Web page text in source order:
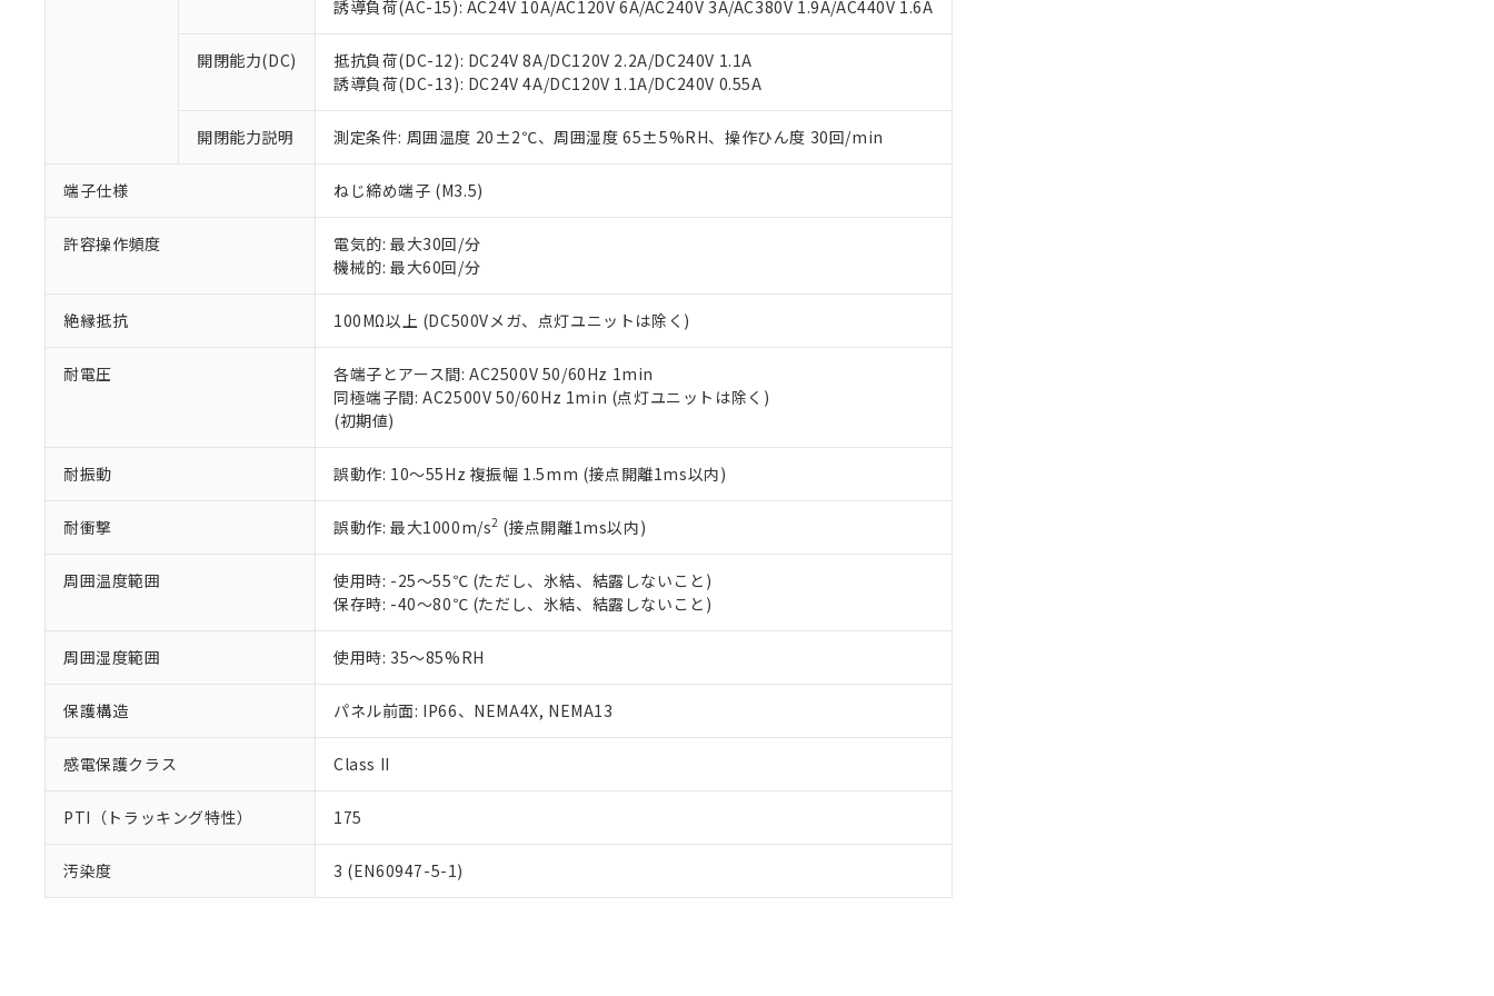
誘導負荷(AC-15): AC24V 10A/AC120V 6A/AC240V 3A/AC380V 1.9A/AC440V 1.6A
開閉能力(DC)
抵抗負荷(DC-12): DC24V 8A/DC120V 2.2A/DC240V 1.1A
誘導負荷(DC-13): DC24V 4A/DC120V 1.1A/DC240V 0.55A
開閉能力説明 測定条件: 周囲温度 20±2℃、周囲湿度 65±5%RH、操作ひん度 30回/min
端子仕様 ねじ締め端子 (M3.5)
許容操作頻度
電気的: 最大30回/分
機械的: 最大60回/分
絶縁抵抗 100MΩ以上 (DC500Vメガ、点灯ユニットは除く)
耐電圧
各端子とアース間: AC2500V 50/60Hz 1min
同極端子間: AC2500V 50/60Hz 1min (点灯ユニットは除く)
(初期値)
耐振動 誤動作: 10～55Hz 複振幅 1.5mm (接点開離1ms以内)
耐衝撃 誤動作: 最大1000m/s2 (接点開離1ms以内)
周囲温度範囲
使用時: -25～55℃ (ただし、氷結、結露しないこと)
保存時: -40～80℃ (ただし、氷結、結露しないこと)
周囲湿度範囲 使用時: 35～85%RH
保護構造 パネル前面: IP66、NEMA4X, NEMA13
感電保護クラス Class II
PTI（トラッキング特性） 175
汚染度 3 (EN60947-5-1)
が、当社の製品・サービスに関するお客様との取引・商談に必要な範囲で利用することをご了承くだ
※当社の共同利用者とは、"個人情報の共同利用に関して"
いる法人を指します。
EU RoHS指令（10物質）の非含有証明書
51物質の非含有証明書（当社基準）
※本証明書は発行日時点で非含有を証明するもので、過去に遡って非含有を証明するものではありません。
また、RoHS指令のフタル酸エステル類４物質の対応では、対応完了までの期間は出荷製品に未対応品が
混在することから備考欄に対応日を記載しておりました。
り割愛しております。
白